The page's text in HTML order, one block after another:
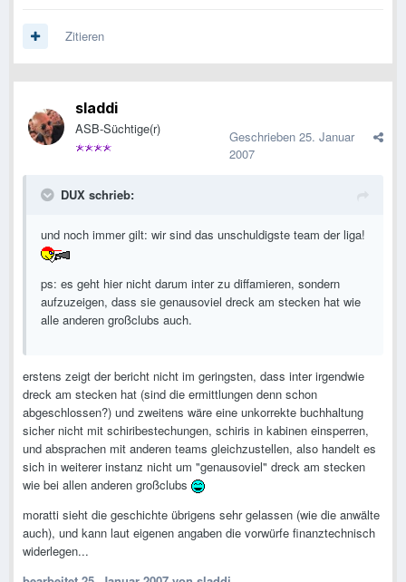
Zitieren
sladdi
ASB-Süchtige(r) Geschrieben 25. Januar
2007
DUX schrieb:
und noch immer gilt: wir sind das unschuldigste team der liga!
ps: es geht hier nicht darum inter zu diffamieren, sondern
aufzuzeigen, dass sie genausoviel dreck am stecken hat wie
alle anderen großclubs auch.
erstens zeigt der bericht nicht im geringsten, dass inter irgendwie
dreck am stecken hat (sind die ermittlungen denn schon
abgeschlossen?) und zweitens wäre eine unkorrekte buchhaltung
sicher nicht mit schiribestechungen, schiris in kabinen einsperren,
und absprachen mit anderen teams gleichzustellen, also handelt es
sich in weiterer instanz nicht um "genausoviel" dreck am stecken
wie bei allen anderen großclubs
moratti sieht die geschichte übrigens sehr gelassen (wie die anwälte
auch), und kann laut eigenen angaben die vorwürfe finanztechnisch
widerlegen...